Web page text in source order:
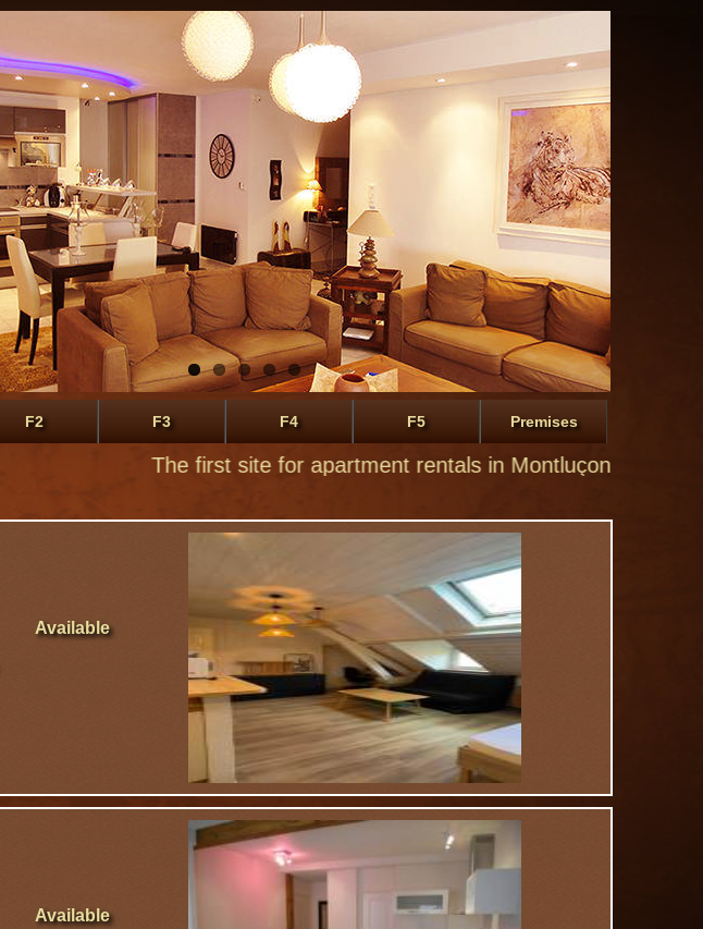
F2 F3 F4 F5 Premises
first site for apartment rentals in Montluçon of private individuals
Available
Available